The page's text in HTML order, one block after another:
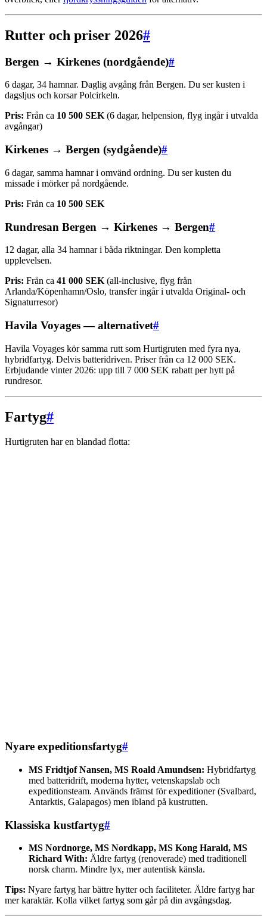
Rutter och priser 2026#
Bergen → Kirkenes (nordgående)#
6 dagar, 34 hamnar. Daglig avgång från Bergen. Du ser kusten i
dagsljus och korsar Polcirkeln.
Pris: Från ca 10 500 SEK (6 dagar, helpension, flyg ingår i utvalda
avgångar)
Kirkenes → Bergen (sydgående)#
6 dagar, samma hamnar i omvänd ordning. Du ser kusten du
missade i mörker på nordgående.
Pris: Från ca 10 500 SEK
Rundresan Bergen → Kirkenes → Bergen#
12 dagar, alla 34 hamnar i båda riktningar. Den kompletta
upplevelsen.
Pris: Från ca 41 000 SEK (all-inclusive, flyg från
Arlanda/Köpenhamn/Oslo, transfer ingår i utvalda Original- och
Signaturresor)
Havila Voyages — alternativet#
Havila Voyages kör samma rutt som Hurtigruten med fyra nya,
hybridfartyg. Delvis batteridriven. Priser från ca 12 000 SEK.
Erbjudande vinter 2026: upp till 7 000 SEK rabatt per hytt på
rundresor.
Fartyg#
Hurtigruten har en blandad flotta:
Nyare expeditionsfartyg#
MS Fridtjof Nansen, MS Roald Amundsen: Hybridfartyg
med batteridrift, moderna hytter, vetenskapslab och
expeditionsteam. Används främst för expeditioner (Svalbard,
Antarktis, Galapagos) men ibland på kustrutten.
Klassiska kustfartyg#
MS Nordnorge, MS Nordkapp, MS Kong Harald, MS
Richard With: Äldre fartyg (renoverade) med traditionell
norsk charm. Mindre lyx, mer autentisk känsla.
Tips: Nyare fartyg har bättre hytter och faciliteter. Äldre fartyg har
mer karaktär. Kolla vilket fartyg som går på din avgångsdag.